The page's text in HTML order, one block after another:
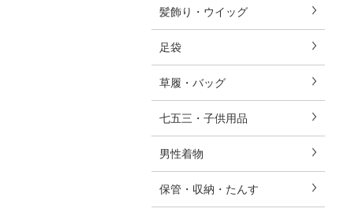
髪飾り・ウイッグ
足袋
草履・バッグ
七五三・子供用品
男性着物
保管・収納・たんす